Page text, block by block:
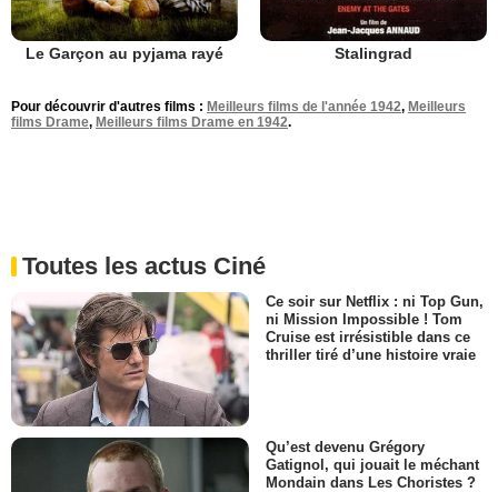
Le Garçon au pyjama rayé Stalingrad
Pour découvrir d'autres films : Meilleurs films de l'année 1942, Meilleurs
films Drame, Meilleurs films Drame en 1942.
Toutes les actus Ciné
Ce soir sur Netflix : ni Top Gun,
ni Mission Impossible ! Tom
Cruise est irrésistible dans ce
thriller tiré d’une histoire vraie
Qu’est devenu Grégory
Gatignol, qui jouait le méchant
Mondain dans Les Choristes ?